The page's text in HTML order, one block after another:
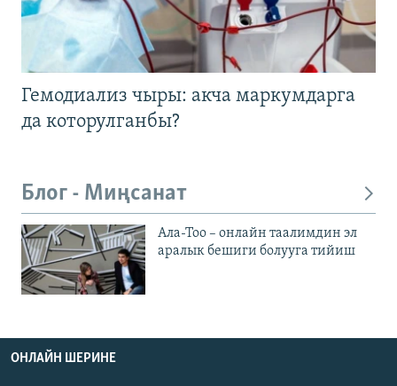
Гемодиализ чыры: акча маркумдарга
да которулганбы?
Блог - Миңсанат
Ала-Тоо – онлайн таалимдин эл
аралык бешиги болууга тийиш
ОНЛАЙН ШЕРИНЕ